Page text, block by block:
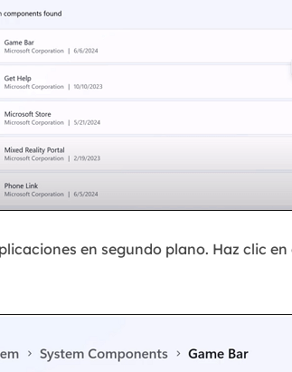
en segundo plano. Haz clic